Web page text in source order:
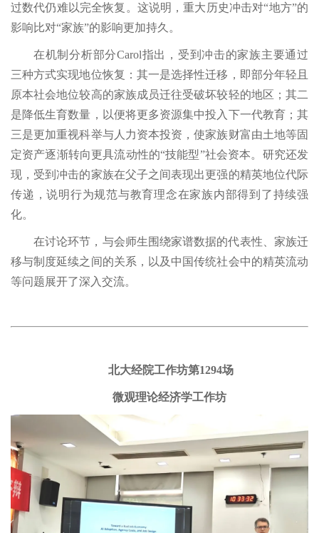
过数代仍难以完全恢复。这说明，重大历史冲击对“地方”的
影响比对“家族”的影响更加持久。
在机制分析部分Carol指出，受到冲击的家族主要通过
三种方式实现地位恢复：其一是选择性迁移，即部分年轻且
原本社会地位较高的家族成员迁往受破坏较轻的地区；其二
是降低生育数量，以便将更多资源集中投入下一代教育；其
三是更加重视科举与人力资本投资，使家族财富由土地等固
定资产逐渐转向更具流动性的“技能型”社会资本。研究还发
现，受到冲击的家族在父子之间表现出更强的精英地位代际
传递，说明行为规范与教育理念在家族内部得到了持续强
化。
在讨论环节，与会师生围绕家谱数据的代表性、家族迁
移与制度延续之间的关系，以及中国传统社会中的精英流动
等问题展开了深入交流。
北大经院工作坊第1294场
微观理论经济学工作坊